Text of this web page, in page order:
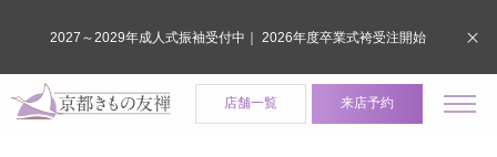
店舗一覧 来店予約
2027～2029年成人式振袖受付中｜ 2026年度卒業式袴受注開始